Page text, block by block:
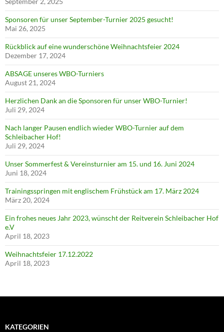
Sponsoren für unser September-Turnier 2025 gesucht!
Mai 26, 2025
Rückblick auf eine wunderschöne Weihnachtsfeier 2024
Dezember 17, 2024
ABSAGE unseres WBO-Turniers
August 21, 2024
Herzlichen Dank an die Sponsoren für unser WBO-Turnier!
Juli 29, 2024
Nach langer Pausen endlich wieder WBO-Turnier auf dem
Schleibacher Hof!
Juli 29, 2024
Unser Sommerfest & Vereinsturnier am 15. und 16. Juni 2024
Juni 18, 2024
Trainingsspringen mit englischem Frühstück am 17. März 2024
März 20, 2024
Ein frohes neues Jahr 2023, wünscht der Reitverein Schleibacher Hof
e.V
April 18, 2023
Weihnachtsfeier 17.12.2022
April 18, 2023
KATEGORIEN